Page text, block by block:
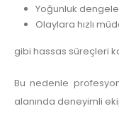
Yoğunluk
Olaylara hızlı
gibi hassas süreçleri
Bu nedenle
alanında deneyimli